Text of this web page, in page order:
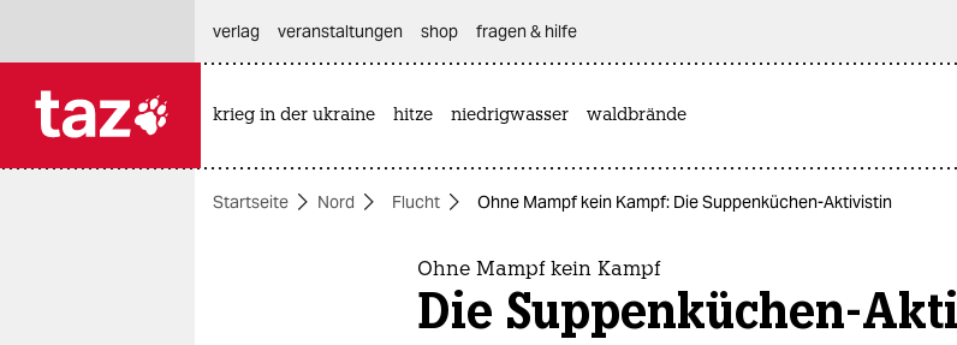
themen
verlag
veranstaltungen shop fragen & hilfe
krieg in der ukraine hitze niedrigwasser waldbrände
Startseite Nord Flucht Ohne Mampf kein Kampf: Die Suppenküchen-Aktivistin
Ohne Mampf kein Kampf
Die Suppenküchen-